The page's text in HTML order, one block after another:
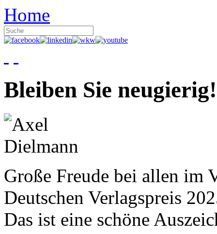
Home
Bleiben Sie neugierig!
Große Freude bei allen im
Deutschen Verlagspreis
Das ist eine schöne